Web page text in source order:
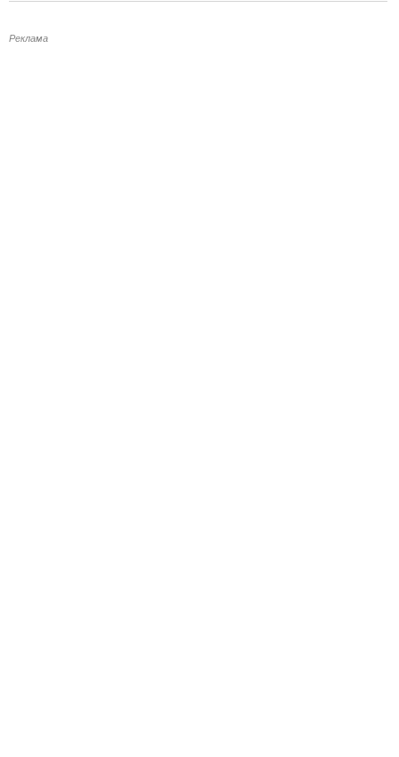
Реклама